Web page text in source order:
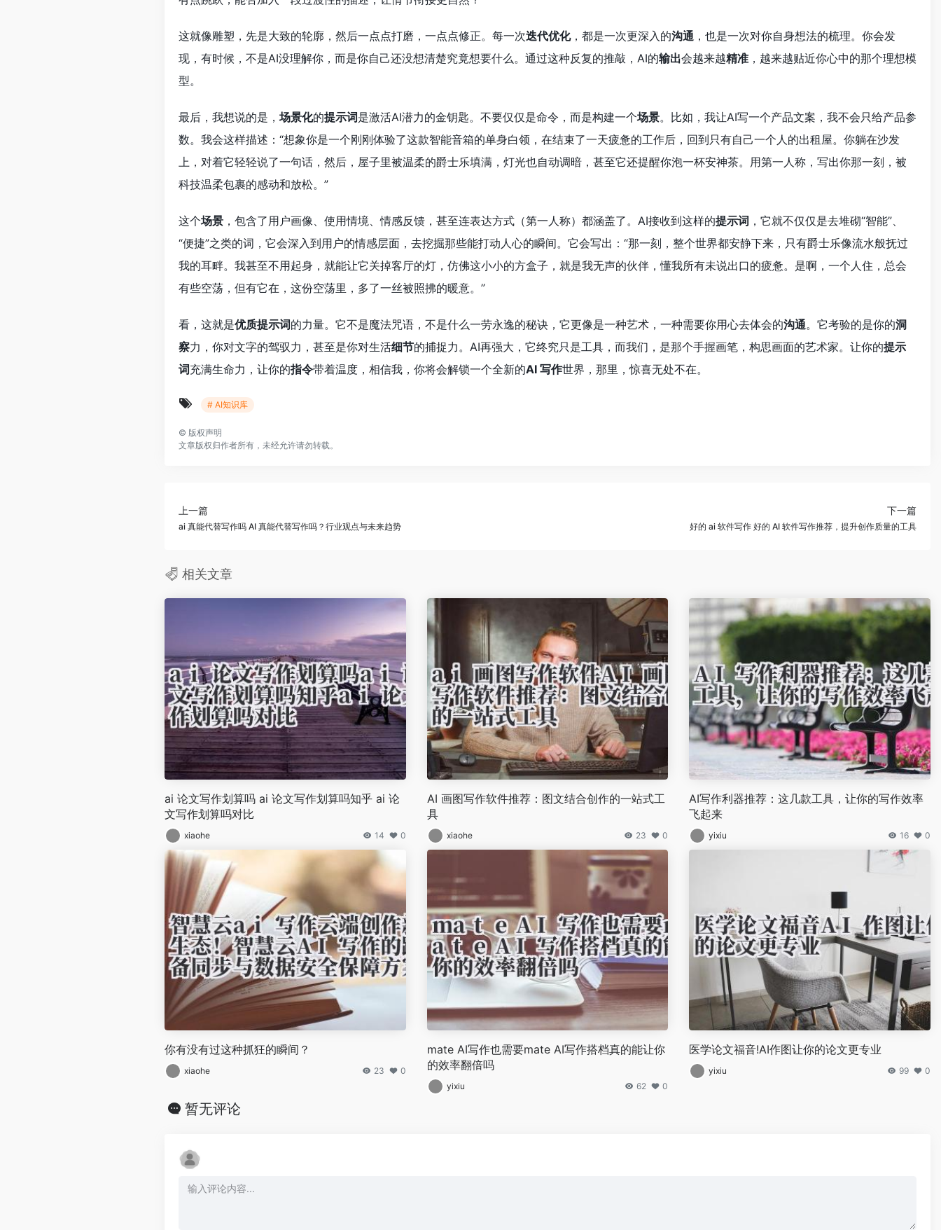
这就像雕塑，先是大致的轮廓，然后一点点打磨，一点点修正。每一次迭代优化，都是一次更深入的沟通 ，也是一次对你自身想法的梳理。你会发
现，有时候，不是AI没理解你，而是你自己还没想清楚究竟想要什么。通过这种反复的推敲，AI的输出会越来越精准 ，越来越贴近你心中的那个理想模
型。
最后，我想说的是， 场景化的提示词是激活AI潜力的金钥匙。不要仅仅是命令，而是构建一个场景。比如，我让AI写一个产品文案，我不会只给产品参
数。我会这样描述：“想象你是一个刚刚体验了这款智能音箱的单身白领，在结束了一天疲惫的工作后，回到只有自己一个人的出租屋。你躺在沙发
上，对着它轻轻说了一句话，然后，屋子里被温柔的爵士乐填满，灯光也自动调暗，甚至它还提醒你泡一杯安神茶。用第一人称，写出你那一刻，被
科技温柔包裹的感动和放松。”
这个场景 ，包含了用户画像、使用情境、情感反馈，甚至连表达方式（第一人称）都涵盖了。AI接收到这样的提示词 ，它就不仅仅是去堆砌“智能”、
“便捷”之类的词，它会深入到用户的情感层面，去挖掘那些能打动人心的瞬间。它会写出：“那一刻，整个世界都安静下来，只有爵士乐像流水般抚过
我的耳畔。我甚至不用起身，就能让它关掉客厅的灯，仿佛这小小的方盒子，就是我无声的伙伴，懂我所有未说出口的疲惫。是啊，一个人住，总会
有些空荡，但有它在，这份空荡里，多了一丝被照拂的暖意。”
看，这就是优质提示词的力量。它不是魔法咒语，不是什么一劳永逸的秘诀，它更像是一种艺术，一种需要你用心去体会的沟通。它考验的是你的洞
察力，你对文字的驾驭力，甚至是你对生活细节的捕捉力。AI再强大，它终究只是工具，而我们，是那个手握画笔，构思画面的艺术家。让你的提示
词充满生命力，让你的指令带着温度，相信我，你将会解锁一个全新的AI 写作世界，那里，惊喜无处不在。
# AI知识库
© 版权声明
文章版权归作者所有，未经允许请勿转载。
上一篇
ai 真能代替写作吗 AI 真能代替写作吗？行业观点与未来趋势
下一篇
好的 ai 软件写作 好的 AI 软件写作推荐，提升创作质量的工具
相关文章
ai 论文写作划算吗 ai 论文写作划算吗知乎 ai 论
文写作划算吗对比
xiaohe 14 0
AI 画图写作软件推荐：图文结合创作的一站式工
具
xiaohe 23 0
AI写作利器推荐：这几款工具，让你的写作效率
飞起来
yixiu 16 0
你有没有过这种抓狂的瞬间？
xiaohe 23 0
mate AI写作也需要mate AI写作搭档真的能让你
的效率翻倍吗
yixiu 62 0
医学论文福音!AI作图让你的论文更专业
yixiu 99 0
暂无评论